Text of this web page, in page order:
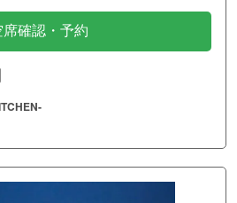
席確認・予約